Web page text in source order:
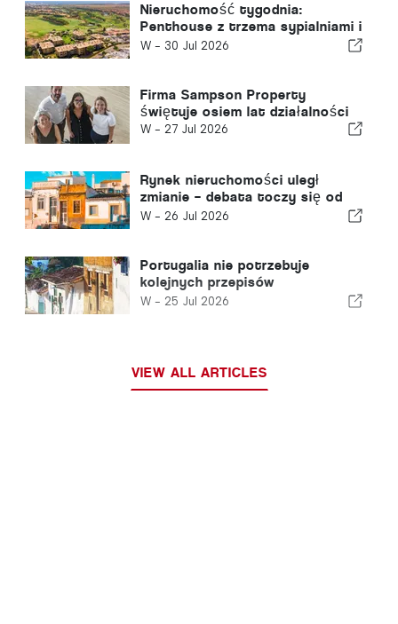
Nieruchomość tygodnia:
Penthouse z trzema sypialniami i
widokiem na pole golfowe oraz
W - 30 Jul 2026
Firma Sampson Property
świętuje osiem lat działalności
W - 27 Jul 2026
Rynek nieruchomości uległ
zmianie – debata toczy się od
dawna
W - 26 Jul 2026
Portugalia nie potrzebuje
kolejnych przepisów
dotyczących mieszkalnictwa –
W - 25 Jul 2026
VIEW ALL ARTICLES